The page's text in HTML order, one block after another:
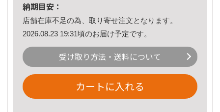
納期目安：
店舗在庫不足の為、取り寄せ注文となります。
2026.08.23 19:31頃のお届け予定です。
受け取り方法・送料について
カートに入れる